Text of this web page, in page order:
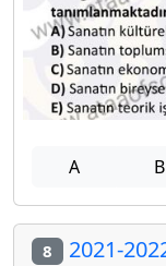
A B
8 2021-